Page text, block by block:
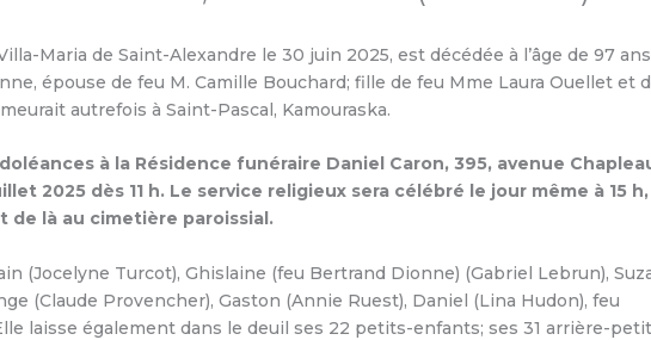
Maria de Saint-Alexandre le 30 juin 2025, est décédée à l’âge de 97
épouse de feu M. Camille Bouchard; fille de feu Mme Laura Ouellet et
autrefois à Saint-Pascal, Kamouraska.
à la Résidence funéraire Daniel Caron, 395, avenue
2025 dès 11 h. Le service religieux sera célébré le jour même à 15
de là au cimetière paroissial.
(Jocelyne Turcot), Ghislaine (feu Bertrand Dionne) (Gabriel Lebrun),
(Claude Provencher), Gaston (Annie Ruest), Daniel (Lina Hudon), feu
laisse également dans le deuil ses 22 petits-enfants; ses 31 arrière-